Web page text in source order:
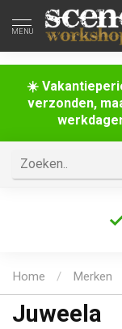
☀️
verzonden,
MENU
Home / Merken
Juweela